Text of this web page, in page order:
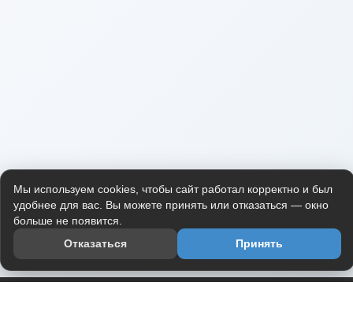
Мы используем cookies, чтобы сайт работал корректно и был
удобнее для вас. Вы можете принять или отказаться — окно
больше не появится.
Отказаться
Принять